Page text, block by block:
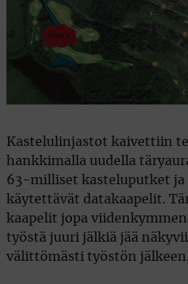
Kastelulinjastot kaivettiin
hankkimalla uudella
63-milliset kasteluputket ja
käytettävät datakaapelit.
kaapelit jopa
työstä juuri jälkiä jää
välittömästi työstön jälkeen.